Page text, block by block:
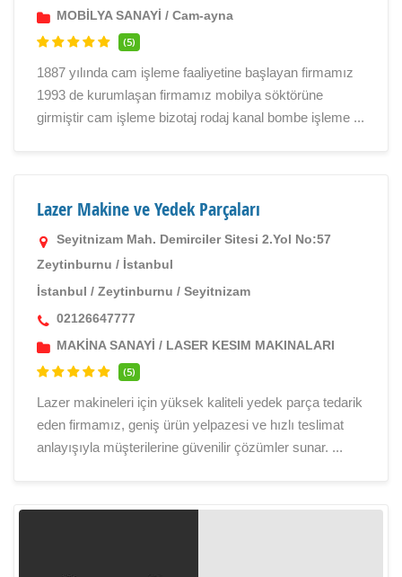
MOBİLYA SANAYİ / Cam-ayna
(5)
1887 yılında cam işleme faaliyetine başlayan firmamız
1993 de kurumlaşan firmamız mobilya söktörüne
girmiştir cam işleme bizotaj rodaj kanal bombe işleme ...
Lazer Makine ve Yedek Parçaları
Seyitnizam Mah. Demirciler Sitesi 2.Yol No:57
Zeytinburnu / İstanbul
İstanbul / Zeytinburnu / Seyitnizam
02126647777
MAKİNA SANAYİ / LASER KESIM MAKINALARI
(5)
Lazer makineleri için yüksek kaliteli yedek parça tedarik
eden firmamız, geniş ürün yelpazesi ve hızlı teslimat
anlayışıyla müşterilerine güvenilir çözümler sunar. ...